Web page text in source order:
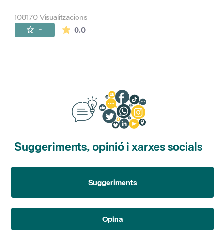
108170 Visualitzacions
- 0.0La mitjana de les valoracions és de 0
Suggeriments, opinió i xarxes socials
Suggeriments
Opina